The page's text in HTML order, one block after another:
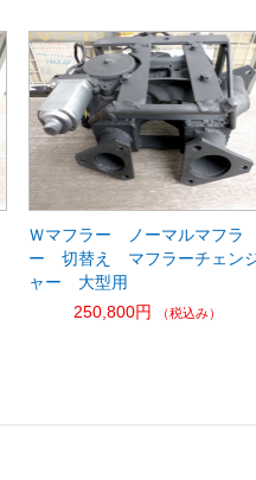
Ｗマフラー ノーマルマフラ
ー 切替え マフラーチェン
ャー 大型用
250,800円
（税込み）